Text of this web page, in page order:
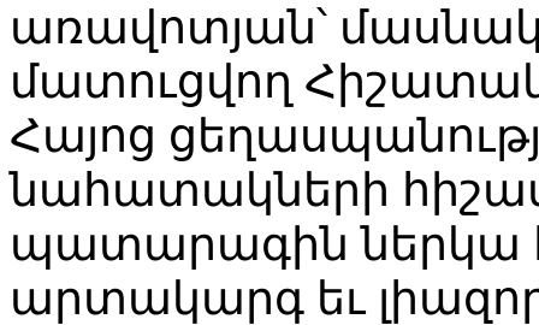
առավոտյան՝
մատուցվող
Հայոց
նահատակների
պատարագին ներկա
արտակարգ եւ